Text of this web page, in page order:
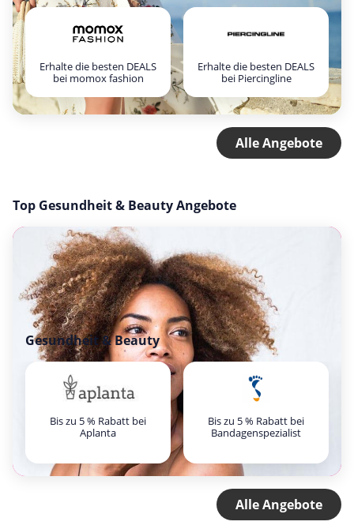
Erhalte die besten DEALS
bei momox fashion
Erhalte die besten DEALS
bei Piercingline
Alle Angebote
Top Gesundheit & Beauty Angebote
Gesundheit & Beauty
Bis zu 5 % Rabatt bei
Aplanta
Bis zu 5 % Rabatt bei
Bandagenspezialist
Alle Angebote